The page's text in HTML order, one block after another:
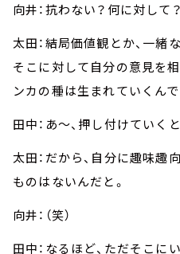
向井：抗わない？何に対して？
太田：結局価値観とか、一緒
そこに対して自分の意見を
ンカの種は生まれていくんで
田中：あ～、押し付けていくと
太田：だから、自分に趣味
ものはないんだと。
向井：（笑）
田中：なるほど、ただそこに